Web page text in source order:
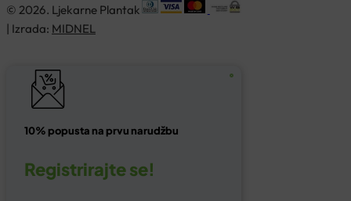
© 2026. Ljekarne Plantak
| Izrada: MIDNEL
10% popusta na prvu narudžbu
Registrirajte se!